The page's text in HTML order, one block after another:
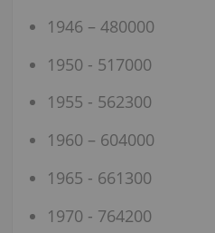
1946 – 480000
1950 - 517000
1955 - 562300
1960 – 604000
1965 - 661300
1970 - 764200